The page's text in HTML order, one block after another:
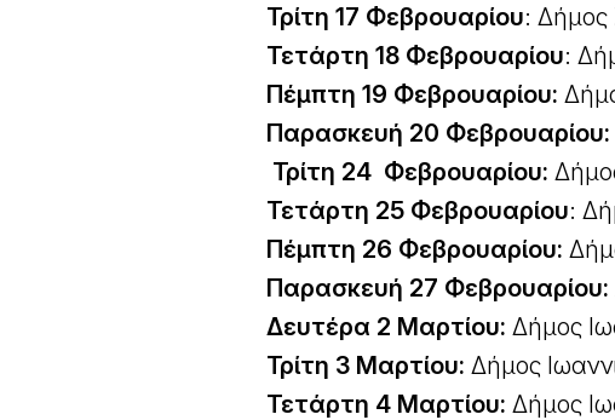
Τρίτη 17 Φεβρουαρίου: Δήμος
Τετάρτη 18 Φεβρουαρίου:
Πέμπτη 19 Φεβρουαρίου:
Παρασκευή 20 Φεβρουαρίου:
Τρίτη 24 Φεβρουαρίου:
Τετάρτη 25 Φεβρουαρίου:
Πέμπτη 26 Φεβρουαρίου:
Παρασκευή 27 Φεβρουαρίου:
Δευτέρα 2 Μαρτίου: Δήμος
Τρίτη 3 Μαρτίου: Δήμος
Τετάρτη 4 Μαρτίου: Δήμος